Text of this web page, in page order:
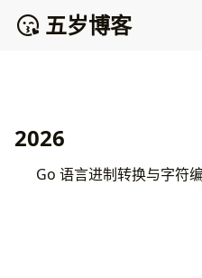
五岁博客
2026